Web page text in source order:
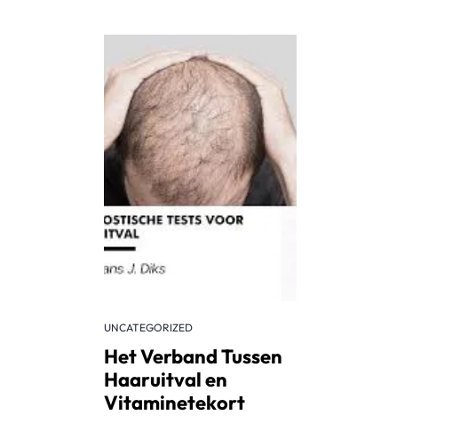
UNCATEGORIZED
Het Verband Tussen
Haaruitval en
Vitaminetekort